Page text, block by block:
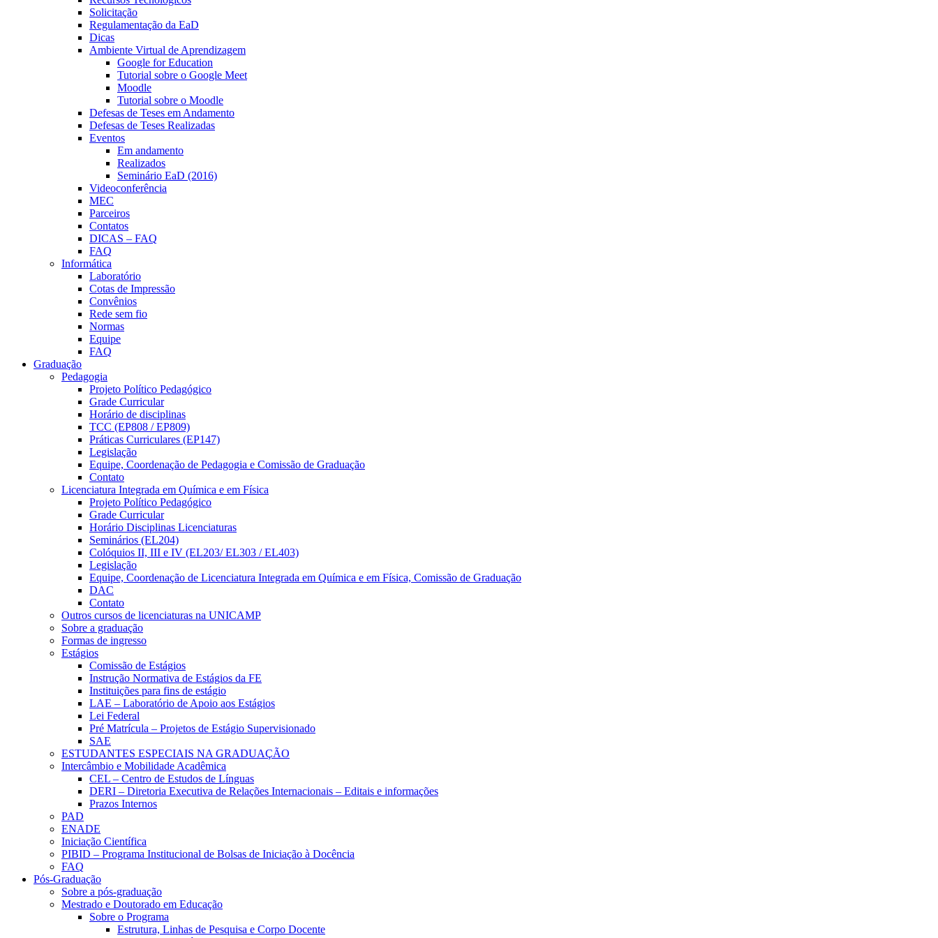
Solicitação
Regulamentação da EaD
Dicas
Ambiente Virtual de Aprendizagem
Google for Education
Tutorial sobre o Google Meet
Moodle
Tutorial sobre o Moodle
Defesas de Teses em Andamento
Defesas de Teses Realizadas
Eventos
Em andamento
Realizados
Seminário EaD (2016)
Videoconferência
MEC
Parceiros
Contatos
DICAS – FAQ
FAQ
Informática
Laboratório
Cotas de Impressão
Convênios
Rede sem fio
Normas
Equipe
FAQ
Graduação
Pedagogia
Projeto Político Pedagógico
Grade Curricular
Horário de disciplinas
TCC (EP808 / EP809)
Práticas Curriculares (EP147)
Legislação
Equipe, Coordenação de Pedagogia e Comissão de Graduação
Contato
Licenciatura Integrada em Química e em Física
Projeto Político Pedagógico
Grade Curricular
Horário Disciplinas Licenciaturas
Seminários (EL204)
Colóquios II, III e IV (EL203/ EL303 / EL403)
Legislação
Equipe, Coordenação de Licenciatura Integrada em Química e em Física, Comissão de Graduação
DAC
Contato
Outros cursos de licenciaturas na UNICAMP
Sobre a graduação
Formas de ingresso
Estágios
Comissão de Estágios
Instrução Normativa de Estágios da FE
Instituições para fins de estágio
LAE – Laboratório de Apoio aos Estágios
Lei Federal
Pré Matrícula – Projetos de Estágio Supervisionado
SAE
ESTUDANTES ESPECIAIS NA GRADUAÇÃO
Intercâmbio e Mobilidade Acadêmica
CEL – Centro de Estudos de Línguas
DERI – Diretoria Executiva de Relações Internacionais – Editais e informações
Prazos Internos
PAD
ENADE
Iniciação Científica
PIBID – Programa Institucional de Bolsas de Iniciação à Docência
FAQ
Pós-Graduação
Sobre a pós-graduação
Mestrado e Doutorado em Educação
Sobre o Programa
Estrutura, Linhas de Pesquisa e Corpo Docente